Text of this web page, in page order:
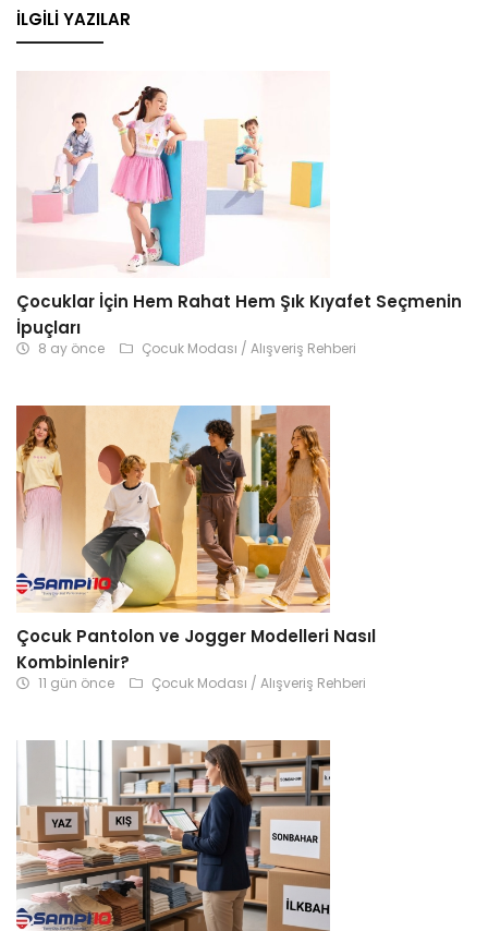
İLGILI YAZILAR
Çocuklar İçin Hem Rahat Hem Şık Kıyafet Seçmenin
İpuçları
8 ay önce Çocuk Modası / Alışveriş Rehberi
Çocuk Pantolon ve Jogger Modelleri Nasıl
Kombinlenir?
11 gün önce Çocuk Modası / Alışveriş Rehberi